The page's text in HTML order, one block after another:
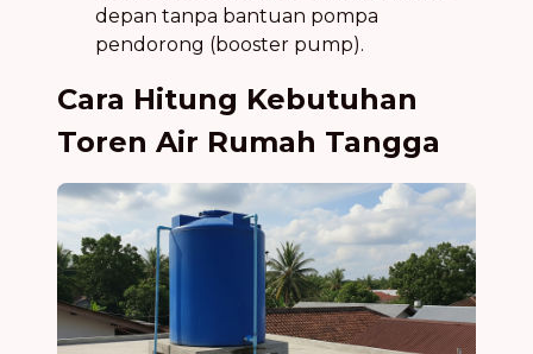
depan tanpa bantuan pompa
pendorong (booster pump).
Cara Hitung Kebutuhan
Toren Air Rumah Tangga